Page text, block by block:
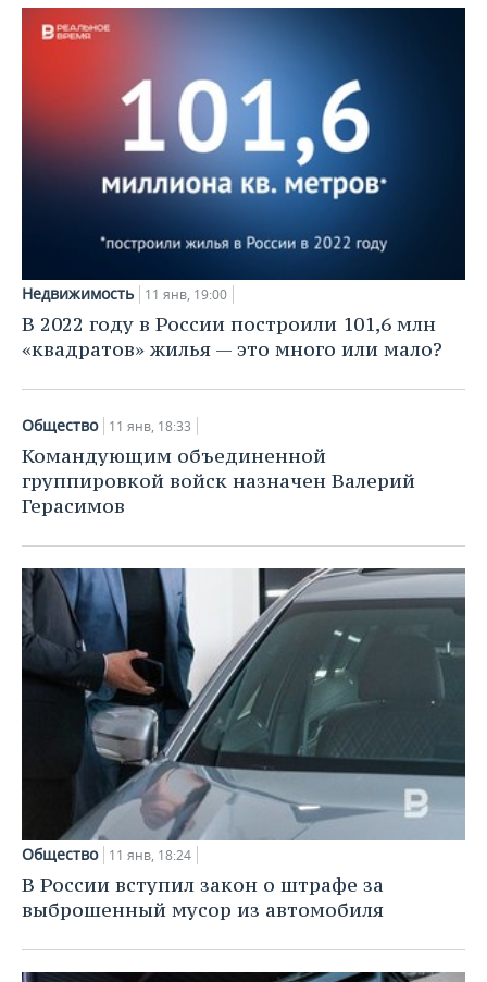
Недвижимость 11 янв, 19:00
В 2022 году в России построили 101,6 млн
«квадратов» жилья — это много или мало?
Общество 11 янв, 18:33
Командующим объединенной
группировкой войск назначен Валерий
Герасимов
Общество 11 янв, 18:24
В России вступил закон о штрафе за
выброшенный мусор из автомобиля